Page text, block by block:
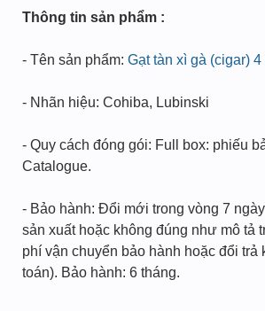
Thông tin sản phẩm :
- Tên sản phẩm: Gạt tàn xì gà (cigar) 4
- Nhãn hiệu: Cohiba, Lubinski
- Quy cách đóng gói: Full box: phiếu
Catalogue.
- Bảo hành: Đổi mới trong vòng 7
sản xuất hoặc không đúng như mô tả
phí vận chuyển bảo hành hoặc đổi trả
toán). Bảo hành: 6 tháng.